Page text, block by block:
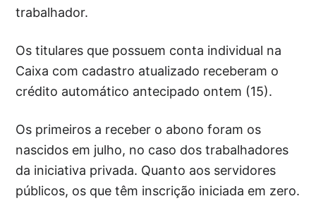
trabalhador.
Os titulares que possuem conta individual na
Caixa com cadastro atualizado receberam o
crédito automático antecipado ontem (15).
Os primeiros a receber o abono foram os
nascidos em julho, no caso dos trabalhadores
da iniciativa privada. Quanto aos servidores
públicos, os que têm inscrição iniciada em zero.